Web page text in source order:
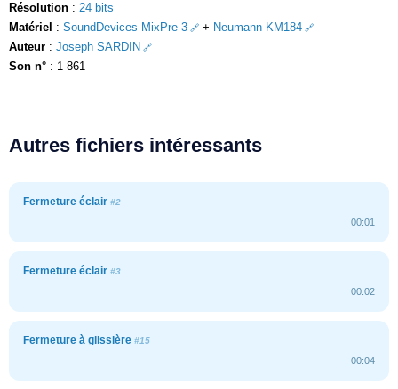
Résolution : 24 bits
Matériel : SoundDevices MixPre-3 + Neumann KM184
Auteur : Joseph SARDIN
Son n° : 1 861
Autres fichiers intéressants
Fermeture éclair #2
00:01
Fermeture éclair #3
00:02
Fermeture à glissière #15
00:04